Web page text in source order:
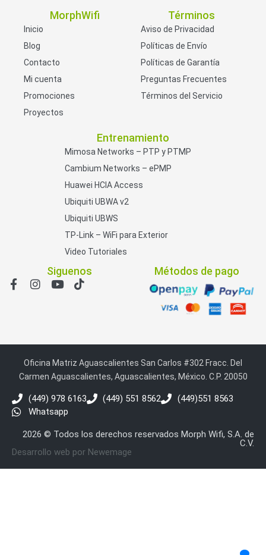
MorphWifi
Inicio
Blog
Contacto
Mi cuenta
Promociones
Proyectos
Términos
Aviso de Privacidad
Políticas de Envío
Políticas de Garantía
Preguntas Frecuentes
Términos del Servicio
Entrenamiento
Mimosa Networks – PTP y PTMP
Cambium Networks – ePMP
Huawei HCIA Access
Ubiquiti UBWA v2
Ubiquiti UBWS
TP-Link – WiFi para Exterior
Video Tutoriales
Siguenos Métodos de pago
Oficina Matriz Aguascalientes San Carlos #302 Fracc. Del
Carmen Aguascalientes, Aguascalientes, México. C.P. 20050
(449) 978 6163 (449) 551 8562
(449)551 8563
Whatsapp
2026 © Todos los derechos reservados Morph Wifi, S.A. de
C.V.
Desarrollo web por Newemage